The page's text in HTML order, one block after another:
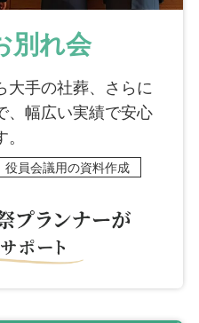
別れ会
大手の社葬、さらに
、幅広い実績で安心
役員会議用の資料作成